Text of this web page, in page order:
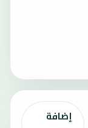
إضافة